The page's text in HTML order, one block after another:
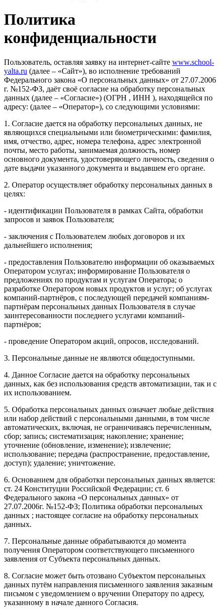
Политика
конфиденциальности
Пользователь, оставляя заявку на интернет-сайте www.school-
yalta.ru (далее – «Сайт»), во исполнение требований
Федерального закона «О персональных данных» от 27.07.2006
г. №152-ФЗ, даёт своё согласие на обработку персональных
данных (далее – «Согласие») (ОГРН , ИНН ), находящейся по
адресу: (далее – «Оператор»), со следующими условиями:
1. Согласие дается на обработку персональных данных, не
являющихся специальными или биометрическими: фамилия,
имя, отчество, адрес, номера телефона, адрес электронной
почты, место работы, занимаемая должность, номер
основного документа, удостоверяющего личность, сведения о
дате выдачи указанного документа и выдавшем его органе.
2. Оператор осуществляет обработку персональных данных в
целях:
- идентификации Пользователя в рамках Сайта, обработки
запросов и заявок Пользователя;
- заключения с Пользователем любых договоров и их
дальнейшего исполнения;
- предоставления Пользователю информации об оказываемых
Оператором услугах; информирование Пользователя о
предложениях по продуктам и услугам Оператора; о
разработке Оператором новых продуктов и услуг; об услугах
компаний-партнёров, с последующей передачей компаниям-
партнёрам персональных данных Пользователя в случае
заинтересованности последнего услугами компаний-
партнёров;
- проведение Оператором акций, опросов, исследований.
3. Персональные данные не являются общедоступными.
4. Данное Согласие дается на обработку персональных
данных, как без использования средств автоматизации, так и с
их использованием.
5. Обработка персональных данных означает любые действия
или набор действий с персональными данными, в том числе
автоматических, включая, не ограничиваясь перечисленным,
сбор; запись; систематизация; накопление; хранение;
уточнение (обновление, изменение); извлечение;
использование; передача (распространение, предоставление,
доступ); удаление; уничтожение.
6. Основанием для обработки персональных данных является:
ст. 24 Конституции Российской Федерации; ст. 6
Федерального закона «О персональных данных» от
27.07.2006г. №152-ФЗ; Политика обработки персональных
данных ; настоящее согласие на обработку персональных
данных.
7. Персональные данные обрабатываются до момента
получения Оператором соответствующего письменного
заявления от Субъекта персональных данных.
8. Согласие может быть отозвано Субъектом персональных
данных путём направления письменного заявления заказным
письмом с уведомлением о вручении Оператору по адресу,
указанному в начале данного Согласия.